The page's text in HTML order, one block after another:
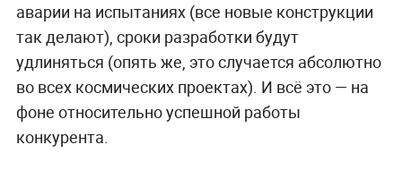
аварии на испытаниях (все новые конструкции
так делают), сроки разработки будут
удлиняться (опять же, это случается абсолютно
во всех космических проектах). И всё это — на
фоне относительно успешной работы
конкурента.